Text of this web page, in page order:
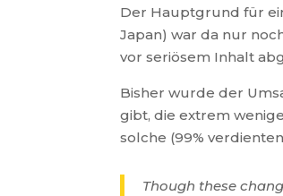
Der Hauptgrund für
Japan) war da nur
vor seriösem Inhalt
Bisher wurde der
gibt, die extrem
solche (99%
Though these